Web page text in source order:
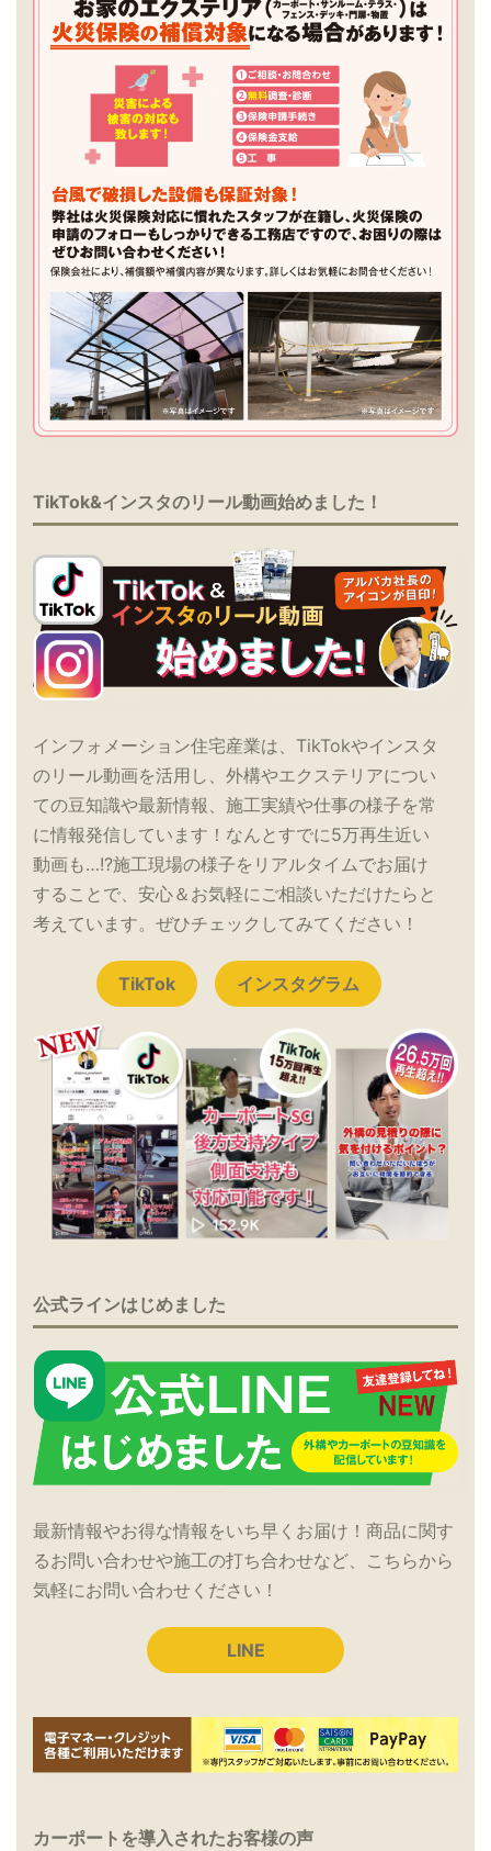
TikTok&インスタのリール動画始めました！
インフォメーション住宅産業は、TikTokやインスタ
のリール動画を活用し、外構やエクステリアについ
ての豆知識や最新情報、施工実績や仕事の様子を常
に情報発信しています！なんとすでに5万再生近い
動画も…!?施工現場の様子をリアルタイムでお届け
することで、安心＆お気軽にご相談いただけたらと
考えています。ぜひチェックしてみてください！
TikTok インスタグラム
公式ラインはじめました
最新情報やお得な情報をいち早くお届け！商品に関す
るお問い合わせや施工の打ち合わせなど、こちらから
気軽にお問い合わせください！
LINE
カーポートを導入されたお客様の声